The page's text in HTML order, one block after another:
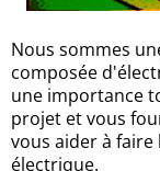
Nous sommes
composée
une importance
projet et vous
vous aider à
électrique.